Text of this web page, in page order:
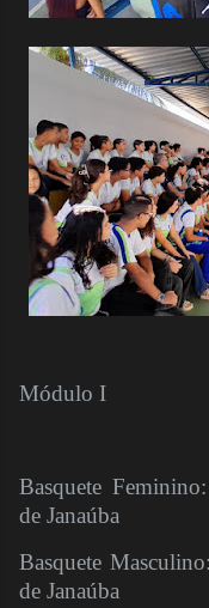
Módulo I
Basquete
de Janaúba
Basquete
de Janaúba